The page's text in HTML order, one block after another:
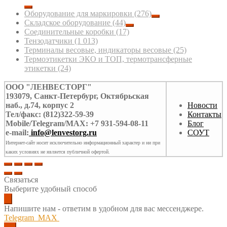
Оборудование для маркировки (276)
Складское оборудование (44)
Соединительные коробки (17)
Тензодатчики (1 013)
Терминалы весовые, индикаторы весовые (25)
Термоэтикетки ЭКО и ТОП, термотрансферные
этикетки (24)
ООО "ЛЕНВЕСТОРГ"
193079, Санкт-Петербург, Октябрьская
наб., д.74, корпус 2
Тел/факс: (812)322-59-39
Mobile/Telegram/MAX: +7 931-594-08-11
e-mail: info@lenvestorg.ru
Интернет-сайт носит исключительно информационный характер и ни при
каких условиях не является публичной офертой.
Новости
Контакты
Блог
СОУТ
Связаться
Выберите удобный способ
Напишите нам - ответим в удобном для вас мессенджере.
Telegram MAX